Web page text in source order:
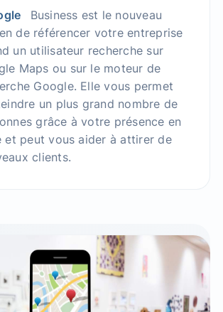
Business est le nouveau
de référencer votre entreprise
un utilisateur recherche sur
Maps ou sur le moteur de
Google. Elle vous permet
un plus grand nombre de
grâce à votre présence en
et peut vous aider à attirer de
clients.